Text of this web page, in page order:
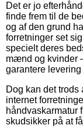
Det er jo
finde frem til de
og af den grund
forretninger set
specielt deres
mænd og kvinder
garantere
Dog kan det trods
internet
håndvaskarmatur
skudsikker på at